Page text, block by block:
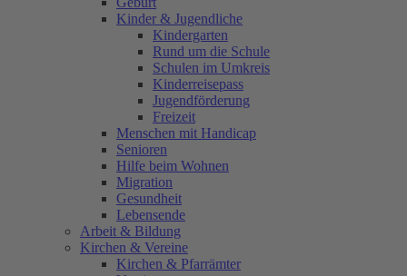
Kinder & Jugendliche
Kindergarten
Rund um die Schule
Schulen im Umkreis
Kinderreisepass
Jugendförderung
Freizeit
Menschen mit Handicap
Senioren
Hilfe beim Wohnen
Migration
Gesundheit
Lebensende
Arbeit & Bildung
Kirchen & Vereine
Kirchen & Pfarrämter